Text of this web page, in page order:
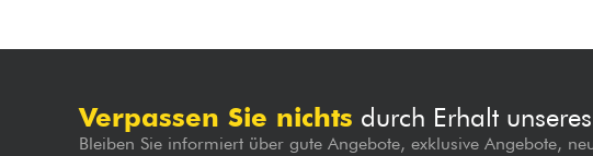
Verpassen Sie nichts durch Erhalt
Bleiben Sie informiert über gute Angebote, exklusive Angebote,